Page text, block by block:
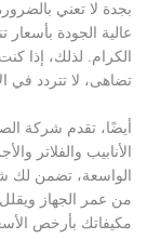
بجدة لا تعني
عالية الجودة بأسعار
الكرام. لذلك، إذا
تضاهى، لا تتردد في
أيضًا، تقدم شركة
الأنابيب والفلاتر
الواسعة، تضمن لك
من عمر الجهاز
مكيفاتك بأرخص